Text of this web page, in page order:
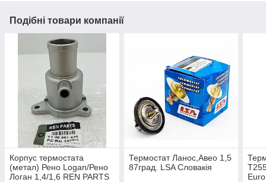
Подібні товари компанії
Корпус термостата
(метал) Рено Logan/Рено
Логан 1,4/1,6 REN PARTS
Термостат Ланос,Авео 1,5
87град. LSA Словакія